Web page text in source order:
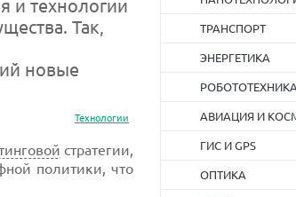
и технологии
Так,
новые
Технологии
стратегии,
политики, что
ТРАНСПОРТ
ЭНЕРГЕТИКА
РОБОТОТЕХНИКА
АВИАЦИЯ И
ГИС И GPS
ОПТИКА